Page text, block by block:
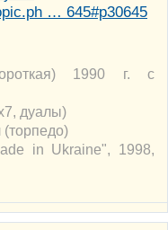
… 645#p30645
1990 г. с
дуалы)
(торпедо)
in Ukraine", 1998,